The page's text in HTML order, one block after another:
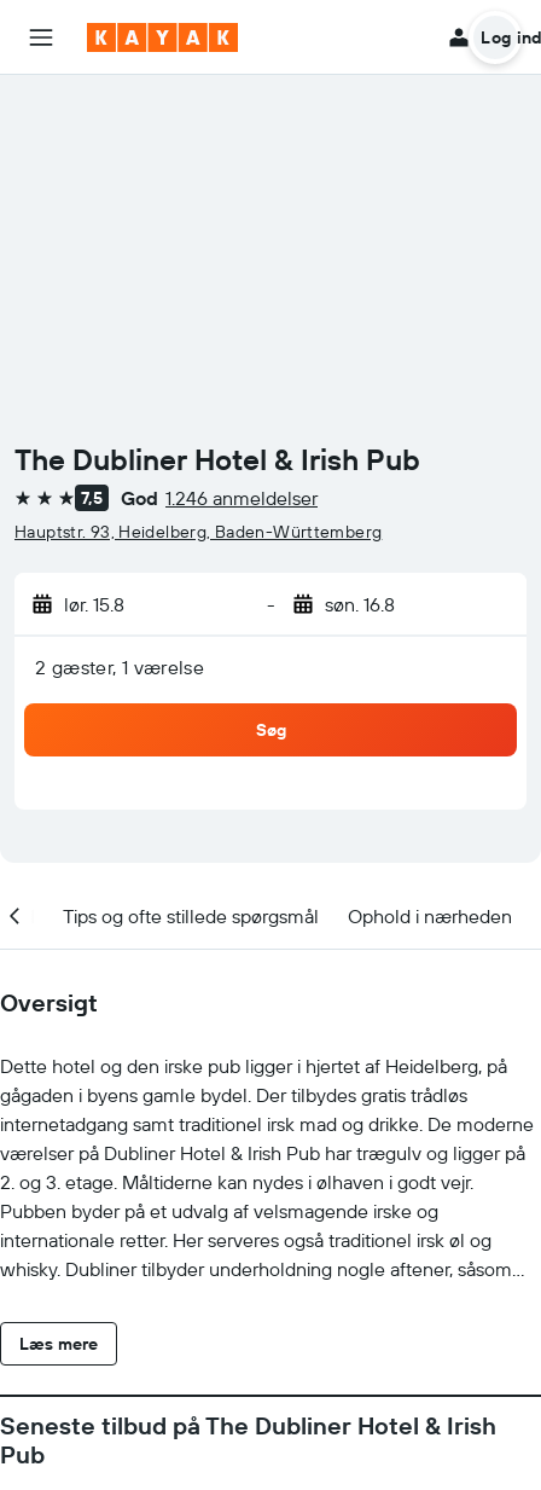
Log
The Dubliner Hotel & Irish Pub
3 stjerner7,5 God 1.246 anmeldelser
Hauptstr. 93, Heidelberg, Baden-Württemberg
lør. 15.8 - søn. 16.8
2 gæster, 1 værelse
Søg
Tips og ofte stillede spørgsmål Ophold i nærheden
Oversigt
Dette hotel og den irske pub ligger i hjertet af Heidelberg, på
gågaden i byens gamle bydel. Der tilbydes gratis trådløs
internetadgang samt traditionel irsk mad og drikke. De moderne
værelser på Dubliner Hotel & Irish Pub har trægulv og ligger på
2. og 3. etage. Måltiderne kan nydes i ølhaven i godt vejr.
Pubben byder på et udvalg af velsmagende irske og
internationale retter. Her serveres også traditionel irsk øl og
whisky. Dubliner tilbyder underholdning nogle aftener, såsom
Læs mere
Seneste tilbud på The Dubliner Hotel & Irish
Pub